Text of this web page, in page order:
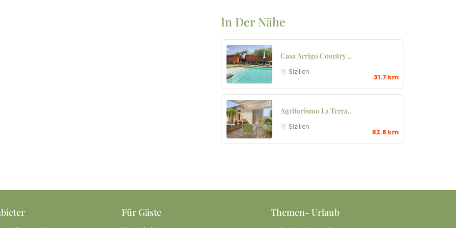
In Der Nähe
Casa Arrigo Country ..
Sizilien
31.7 km
Agriturismo La Terra..
Sizilien
92.8 km
Für Gäste Themen- Urlaub